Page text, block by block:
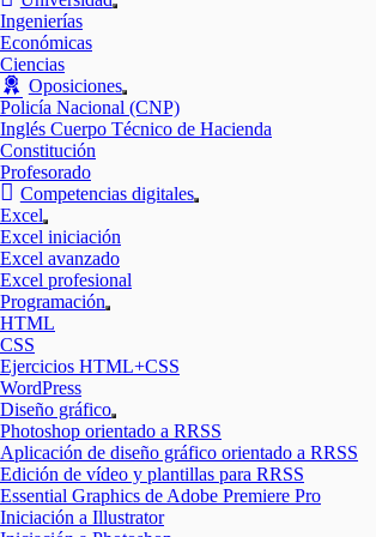
Mostrar
Ingenierías
Económicas
Ciencias
Oposiciones
Mostrar
el
submenú
Policía Nacional (CNP)
Inglés Cuerpo Técnico de Hacienda
Constitución
Profesorado
Competencias digitales
Mostrar
Excel
Mostrar
el
submenú
Excel iniciación
Excel avanzado
Excel profesional
Programación
Mostrar
HTML
CSS
Ejercicios HTML+CSS
WordPress
Diseño gráfico
Mostrar
el
submenú
Photoshop orientado a RRSS
Aplicación de diseño gráfico orientado a RRSS
Edición de vídeo y plantillas para RRSS
Essential Graphics de Adobe Premiere Pro
Iniciación a Illustrator